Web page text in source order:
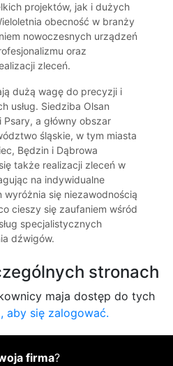
projektów, jak i dużych
obecność w branży
nowoczesnych urządzeń
oraz
zleceń.
dużą wagę do precyzji i
usług. Siedziba Olsan
a główny obszar
śląskie, w tym miasta
Będzin i Dąbrowa
także realizacji zleceń w
na indywidualne
wyróżnia się niezawodnością
cieszy się zaufaniem wśród
specjalistycznych
dźwigów.
stronach
maja dostęp do tych
aby się zalogować.
firma?